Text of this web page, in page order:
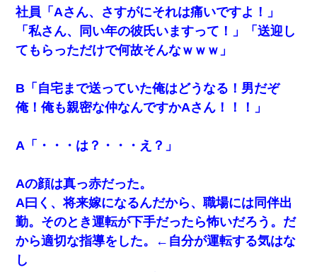
妹が嘘つきな元カレと寄りを戻してしまったという話をし
ていたら、旦那の顔が曇って雰囲気が一転。そそくさと話
を切り上げていつもより早く寝付いてしまった…｜生活｜
ワロタあんてな
何年か前に妹は離婚している。当時生まれた姪が義弟の子
じゃなかったため妹有責での離婚になり…
テレワーク上司「会議中はカメラ付けろ！」女社員「え、
事前連絡無しは無理」上司「いいから付けろ！」→
体中に赤い蕁麻疹みたいなのができて、皮膚科にいったら
「ジベル薔薇色ひこう疹」という症状だと言われた
私『貯金貯まったし、やっと家建てられるね！』夫「実家
を二世帯住宅にした。それに貯金使った」→私『離婚しよ
社員「Aさん、さすがにそれは痛いですよ！」
「私さん、同い年の彼氏いますって！」「送迎し
てもらっただけで何故そんなｗｗｗ」
B「自宅まで送っていた俺はどうなる！男だぞ
俺！俺も親密な仲なんですかAさん！！！」
A「・・・は？・・・え？」
Aの顔は真っ赤だった。
A曰く、将来嫁になるんだから、職場には同伴出
勤。そのとき運転が下手だったら怖いだろう。だ
から適切な指導をした。←自分が運転する気はな
し